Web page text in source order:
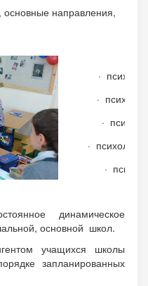
, основные направления,
·
·
·
·
·
динамическое
основной школ.
учащихся школы
запланированных